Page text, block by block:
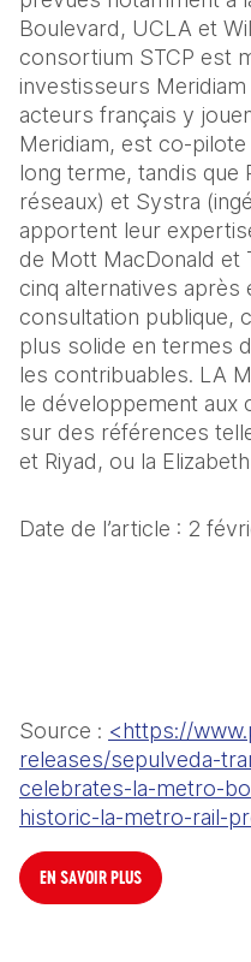
Boulevard, UCLA et
consortium STCP est
investisseurs
acteurs français y
Meridiam, est
long terme, tandis que
réseaux) et Systra
apportent leur
de Mott MacDonald et
cinq alternatives après
consultation publique,
plus solide en termes
les contribuables. LA
le développement aux
sur des références
et Riyad, ou la
Date de l’article : 2
Source : <https://
releases/sepulveda-
celebrates-la-metro-
historic-la-metro-rail-
EN SAVOIR PLUS